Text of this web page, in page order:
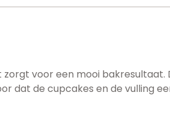
voor een mooi bakresultaat.
dat de cupcakes en de vulling